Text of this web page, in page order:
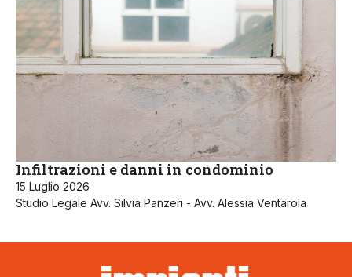
Infiltrazioni e danni in condominio
15 Luglio 2026
Studio Legale Avv. Silvia Panzeri - Avv. Alessia Ventarola